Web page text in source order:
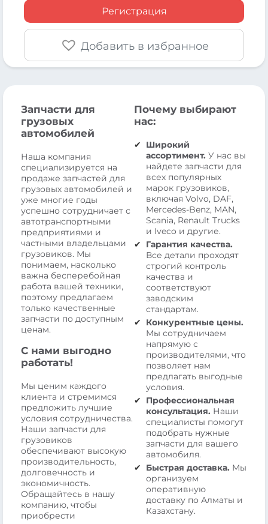
Регистрация
Добавить в избранное
Запчасти для
грузовых
автомобилей
Наша компания
специализируется на
продаже запчастей для
грузовых автомобилей и
уже многие годы
успешно сотрудничает с
автотранспортными
предприятиями и
частными владельцами
грузовиков. Мы
понимаем, насколько
важна бесперебойная
работа вашей техники,
поэтому предлагаем
только качественные
запчасти по доступным
ценам.
С нами выгодно
работать!
Мы ценим каждого
клиента и стремимся
предложить лучшие
условия сотрудничества.
Наши запчасти для
грузовиков
обеспечивают высокую
производительность,
долговечность и
экономичность.
Обращайтесь в нашу
компанию, чтобы
приобрести
Почему выбирают
нас:
Широкий
ассортимент. У нас вы
найдете запчасти для
всех популярных
марок грузовиков,
включая Volvo, DAF,
Mercedes-Benz, MAN,
Scania, Renault Trucks
и Iveco и другие.
Гарантия качества.
Все детали проходят
строгий контроль
качества и
соответствуют
заводским
стандартам.
Конкурентные цены.
Мы сотрудничаем
напрямую с
производителями, что
позволяет нам
предлагать выгодные
условия.
Профессиональная
консультация. Наши
специалисты помогут
подобрать нужные
запчасти для вашего
автомобиля.
Быстрая доставка. Мы
организуем
оперативную
доставку по Алматы и
Казахстану.